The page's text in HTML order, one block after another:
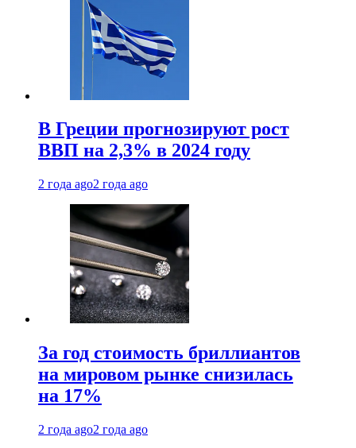
В Греции прогнозируют рост
ВВП на 2,3% в 2024 году
2 года ago2 года ago
За год стоимость бриллиантов
на мировом рынке снизилась
на 17%
2 года ago2 года ago